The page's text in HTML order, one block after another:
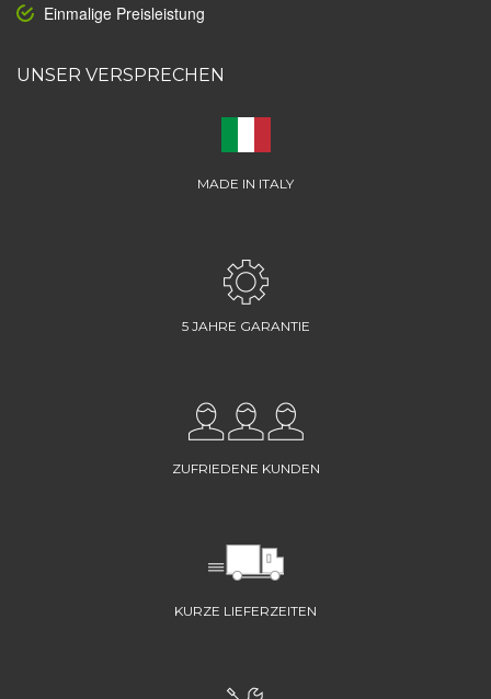
Einmalige Preisleistung
UNSER VERSPRECHEN
MADE IN ITALY
5 JAHRE GARANTIE
ZUFRIEDENE KUNDEN
KURZE LIEFERZEITEN